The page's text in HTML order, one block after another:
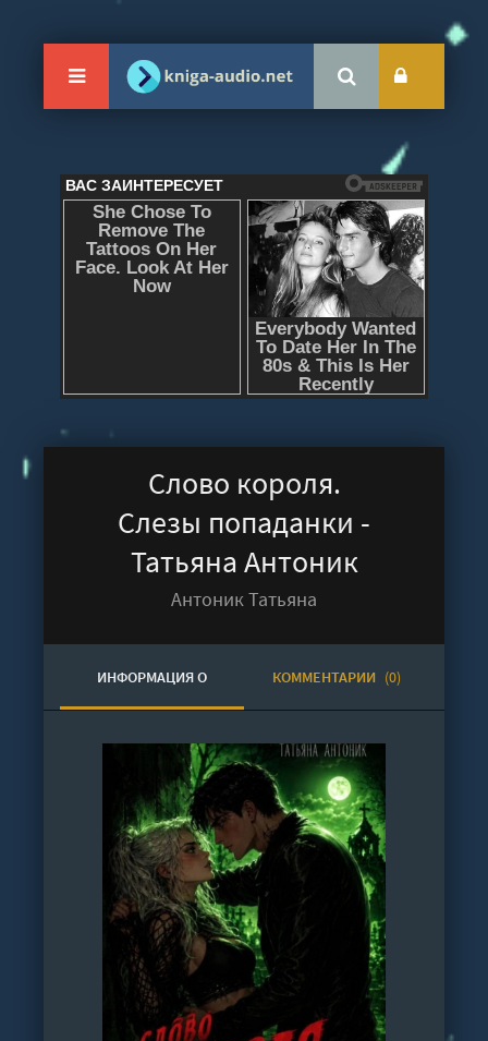
Слово короля.
Слезы попаданки -
Татьяна Антоник
Антоник Татьяна
ИНФОРМАЦИЯ О
АУДИОКНИГЕ
КОММЕНТАРИИ (0)